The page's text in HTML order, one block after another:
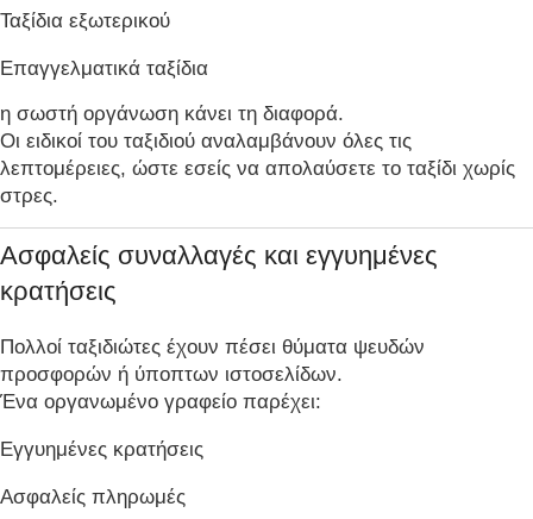
Ταξίδια εξωτερικού
Επαγγελματικά ταξίδια
η σωστή οργάνωση κάνει τη διαφορά.
Οι ειδικοί του ταξιδιού αναλαμβάνουν όλες τις
λεπτομέρειες, ώστε εσείς να απολαύσετε το ταξίδι χωρίς
στρες.
Ασφαλείς συναλλαγές και εγγυημένες
κρατήσεις
Πολλοί ταξιδιώτες έχουν πέσει θύματα ψευδών
προσφορών ή ύποπτων ιστοσελίδων.
Ένα οργανωμένο γραφείο παρέχει:
Εγγυημένες κρατήσεις
Ασφαλείς πληρωμές